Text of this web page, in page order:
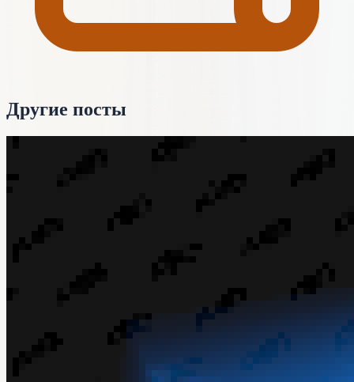
Другие посты